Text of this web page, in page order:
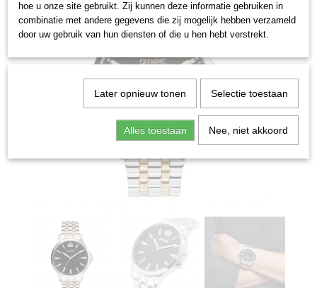
hoe u onze site gebruikt. Zij kunnen deze informatie gebruiken in
combinatie met andere gegevens die zij mogelijk hebben verzameld
door uw gebruik van hun diensten of die u hen hebt verstrekt.
Later opnieuw tonen Selectie toestaan
Alles toestaan Nee, niet akkoord